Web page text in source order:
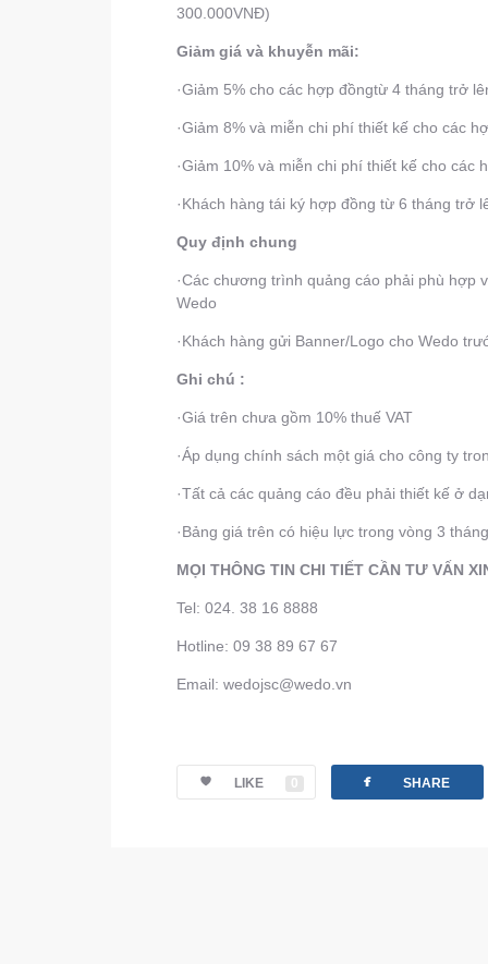
300.000VNĐ)
Giảm giá và khuyễn mãi:
·Giảm 5% cho các hợp đồngtừ 4 tháng trở
·Giảm 8% và miễn chi phí thiết kế cho các
·Giảm 10% và miễn chi phí thiết kế cho các
·Khách hàng tái ký hợp đồng từ 6 tháng trở
Quy định chung
·Các chương trình quảng cáo phải phù hợp
Wedo
·Khách hàng gửi Banner/Logo cho Wedo
Ghi chú :
·Giá trên chưa gồm 10% thuế VAT
·Áp dụng chính sách một giá cho công ty
·Tất cả các quảng cáo đều phải thiết kế ở
·Bảng giá trên có hiệu lực trong vòng 3
MỌI THÔNG TIN CHI TIẾT CẦN TƯ VẤN
Tel: 024. 38 16 8888
Hotline: 09 38 89 67 67
Email: wedojsc@wedo.vn
LIKE 0 facebook SHARE